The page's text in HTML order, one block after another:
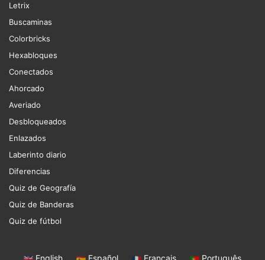
Letrix
Buscaminas
Colorbricks
Hexabloques
Conectados
Ahorcado
Averiado
Desbloqueados
Enlazados
Laberinto diario
Diferencias
Quiz de Geografía
Quiz de Banderas
Quiz de fútbol